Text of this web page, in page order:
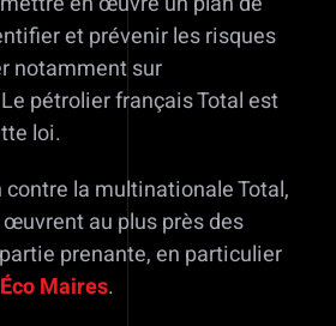
et prévenir les risques
notamment sur
pétrolier français Total est
loi.
la multinationale Total,
au plus près des
prenante, en particulier
Éco Maires.